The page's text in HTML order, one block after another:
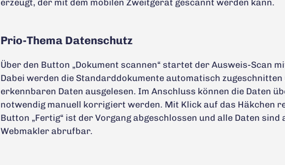
erzeugt, der mit dem mobilen Zweitgerät gescannt werden kann.
Prio-Thema Datenschutz
Über den Button „Dokument scannen“ startet der Ausweis-Scan
Dabei werden die Standarddokumente automatisch zugeschnitten
erkennbaren Daten ausgelesen. Im Anschluss können die Daten
notwendig manuell korrigiert werden. Mit Klick auf das Häkchen
Button „Fertig“ ist der Vorgang abgeschlossen und alle Daten sind
Webmakler abrufbar.